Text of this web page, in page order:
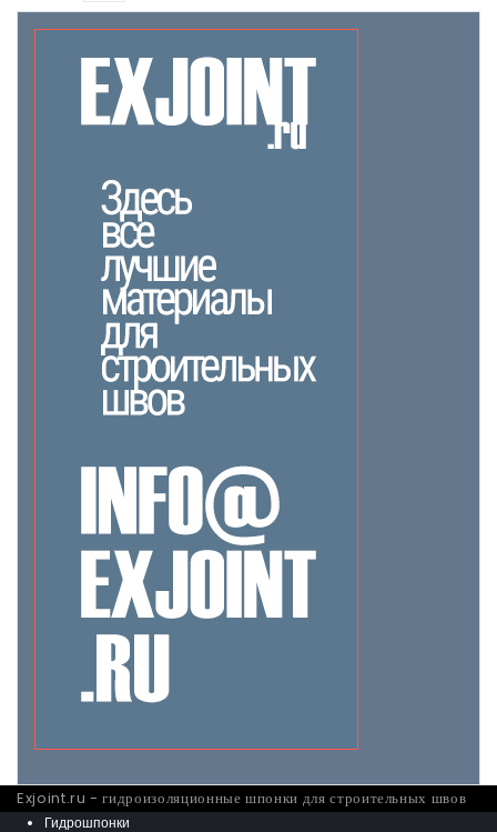
Exjoint.ru - гидроизоляционные шпонки для строительных швов
Гидрошпонки